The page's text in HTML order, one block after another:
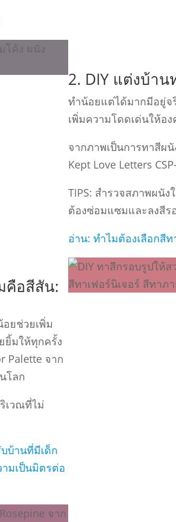
2. DIY แต่งบ้า
ทําน้อยแต่ได้มากมีอยู่จ
เพิ่มความโดดเด่นให้อ
จากภาพเป็นการทาสีผ
Kept Love Letters
TIPS: สํารวจสภาพผนั
ต้องซ่อมแซมและลงสีร
อ่าน: ทําไมต้องเลือกสี
คือสีสัน:
ยช่วยเพิ่ม
ยิ้มให้ทุกครั้ง
Palette จาก
โลก
เวณที่ไม่
บ้านที่มีเด็ก
มเป็นมิตรต่อ